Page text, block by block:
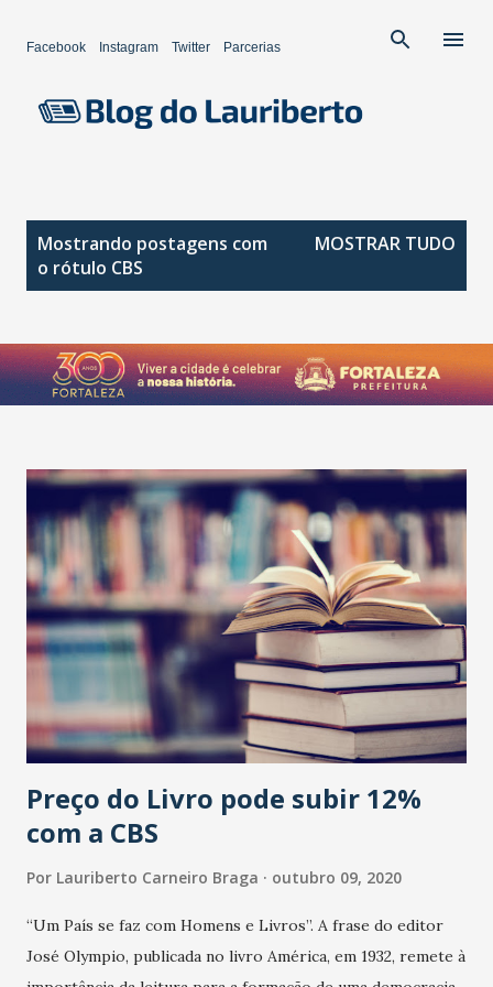
Facebook Instagram Twitter Parcerias
a
g
e
Mostrando postagens com
o rótulo CBS
MOSTRAR TUDO
Preço do Livro pode subir 12%
com a CBS
Por Lauriberto Carneiro Braga outubro 09, 2020
“Um País se faz com Homens e Livros”. A frase do editor
José Olympio, publicada no livro América, em 1932, remete à